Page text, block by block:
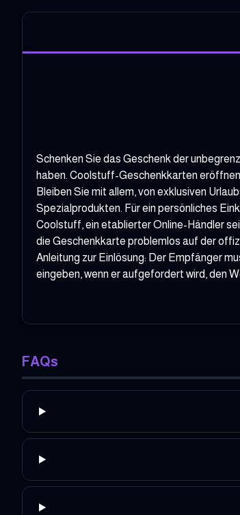
Schenken Sie das Geschenk der
haben. Coolstuff-Geschenkkarten
Bleiben Sie mit allem, von exklusiven
Spezialprodukten. Für ein persönliches
Coolstuff, ein etablierter Online-Händler
die Geschenkkarte problemlos auf der
Anleitung zur Einlösung: Der Empfänger
eingeben, wenn er aufgefordert wird, den
FAQs